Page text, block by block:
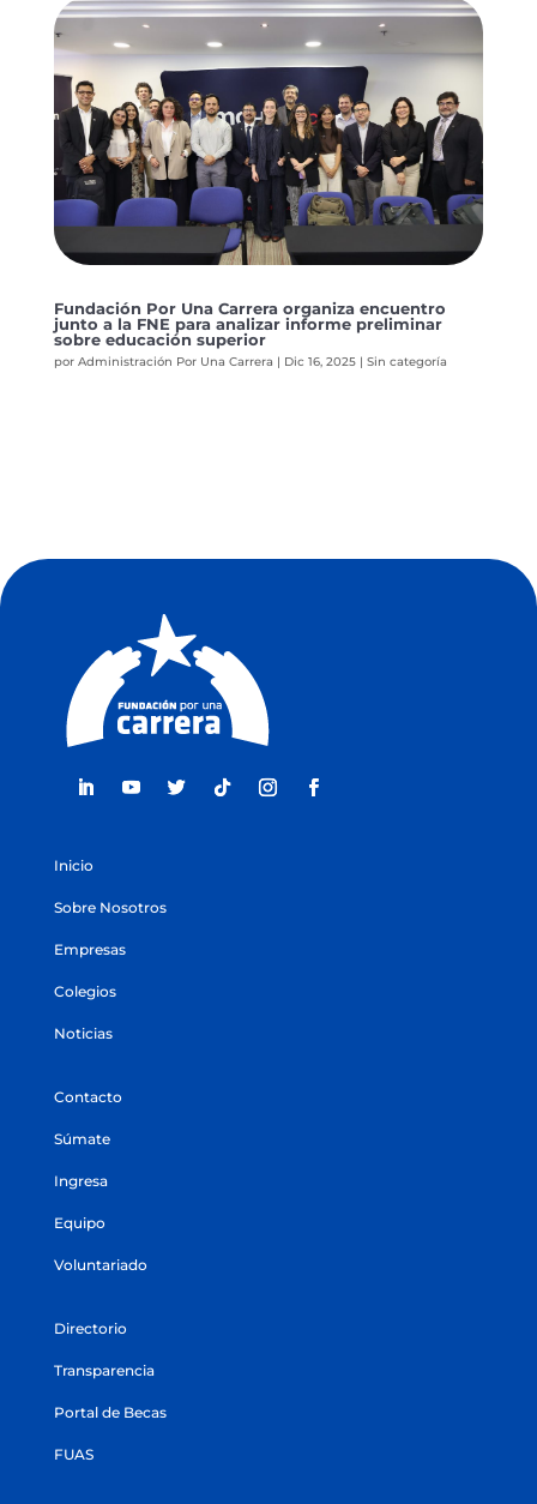
Fundación Por Una Carrera organiza encuentro
junto a la FNE para analizar informe preliminar
sobre educación superior
por Administración Por Una Carrera | Dic 16, 2025| Sin categoría
Inicio
Sobre Nosotros
Empresas
Colegios
Noticias
Contacto
Súmate
Ingresa
Equipo
Voluntariado
Directorio
Transparencia
Portal de Becas
FUAS